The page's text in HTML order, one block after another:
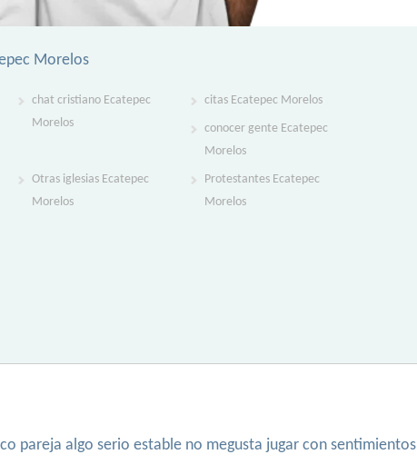
Morelos
chat cristiano Ecatepec
Morelos
citas Ecatepec Morelos
conocer gente Ecatepec
Morelos
Otras iglesias Ecatepec
Morelos
Protestantes Ecatepec
Morelos
pareja algo serio estable no megusta jugar con sentimientos